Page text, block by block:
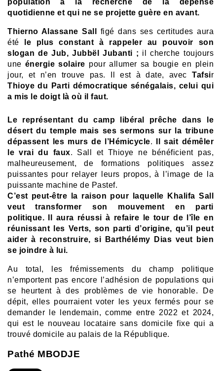
population à la recherche de la dépense
quotidienne et qui ne se projette guère en avant.
Thierno Alassane Sall
figé dans ses certitudes aura
été
le plus constant à rappeler au pouvoir son
slogan de Jub, Jubbël Jubanti ; il cherche toujours
une énergie solaire pour allumer sa bougie en plein
jour, et n’en trouve pas. Il est à date, avec Tafsir
Thioye du Parti démocratique sénégalais, celui qui
a mis le doigt là où il faut.
Le représentant du camp libéral prêche dans le
désert du temple mais ses sermons sur la tribune
dépassent les murs de l’Hémicycle. Il sait démêler
le vrai du faux. Sall et Thioye ne bénéficient pas,
malheureusement, de formations politiques assez
puissantes pour relayer leurs propos, à l’image de la
puissante machine de Pastef.
C’est peut-être la raison pour laquelle Khalifa Sall
veut transformer son mouvement en parti
politique.
Il aura réussi à refaire le tour de l’île en
réunissant les Verts, son parti d’origine, qu’il peut
aider à reconstruire, si Barthélémy Dias veut bien
se joindre à lui.
Au total, les frémissements du champ politique
n’emportent pas encore l’adhésion de populations qui
se heurtent à des problèmes de vie honorable. De
dépit, elles pourraient voter les yeux fermés pour se
demander le lendemain, comme entre 2022 et 2024,
qui est le nouveau locataire sans domicile fixe qui a
trouvé domicile au palais de la République.
Pathé MBODJE